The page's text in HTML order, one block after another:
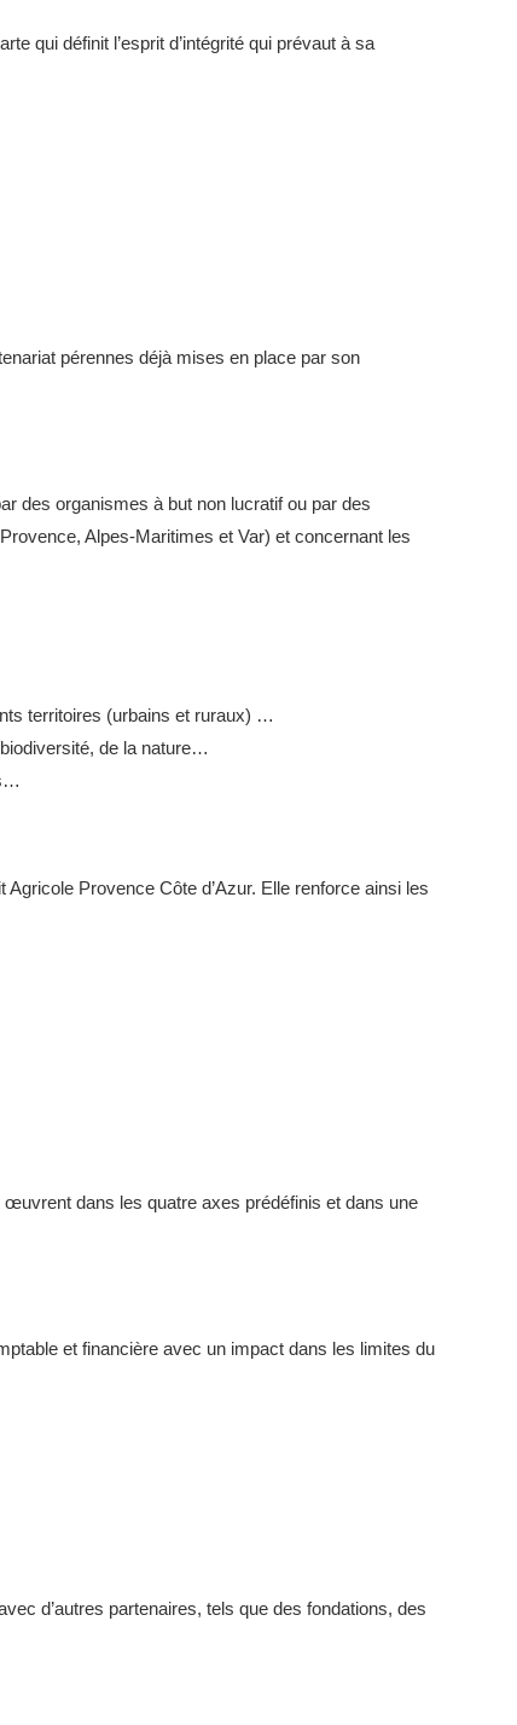
qui définit l’esprit d’intégrité qui prévaut à sa
pérennes déjà mises en place par son
des organismes à but non lucratif ou par des
Alpes-Maritimes et Var) et concernant les
territoires (urbains et ruraux) …
de la nature…
Provence Côte d’Azur. Elle renforce ainsi les
œuvrent dans les quatre axes prédéfinis et dans une
et financière avec un impact dans les limites du
d’autres partenaires, tels que des fondations, des